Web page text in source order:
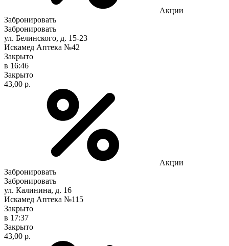
Акции
Забронировать
Забронировать
ул. Белинского, д. 15-23
Искамед Аптека №42
Закрыто
в 16:46
Закрыто
43,00 р.
Акции
Забронировать
Забронировать
ул. Калинина, д. 16
Искамед Аптека №115
Закрыто
в 17:37
Закрыто
43,00 р.